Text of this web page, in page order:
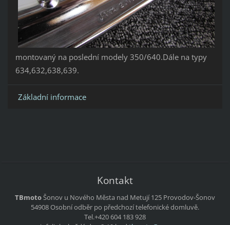
montovaný na poslední modely 350/640.Dále na typy
634,632,638,639.
Základní informace
Kontakt
TBmotoŠonov u Nového Města nad Metují 125 Provodov-Šonov
54908Osobní odběr po předchozí telefonické domluvě.
Tel.+420 604 183 928